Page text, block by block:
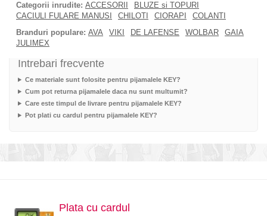
Categorii inrudite: ACCESORII
BLUZE si TOPURI
CACIULI FULARE MANUSI
CHILOTI CIORAPI
COLANTI
Branduri populare: AVA VIKI DE LAFENSE WOLBAR
GAIA
JULIMEX
Intrebari frecvente
Ce materiale sunt folosite pentru pijamalele KEY?
Cum pot returna pijamalele daca nu sunt multumit?
Care este timpul de livrare pentru pijamalele KEY?
Pot plati cu cardul pentru pijamalele KEY?
Plata cu cardul